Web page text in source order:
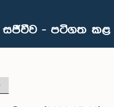
සජීවීව - පටිගත කළ